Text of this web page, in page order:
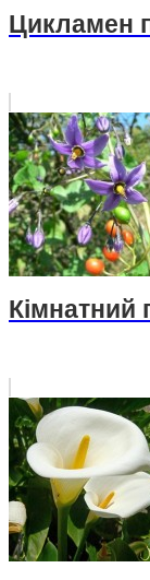
Цикламен
Кімнатний